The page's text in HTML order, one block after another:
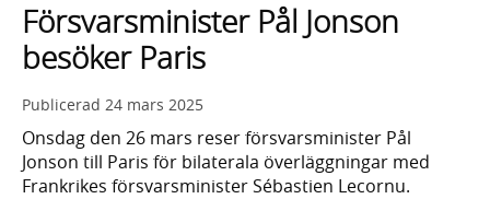
lista
med
sökförslag
Försvarsminister Pål Jonson
besöker Paris
Publicerad 24 mars 2025
Onsdag den 26 mars reser försvarsminister Pål
Jonson till Paris för bilaterala överläggningar med
Frankrikes försvarsminister Sébastien Lecornu.